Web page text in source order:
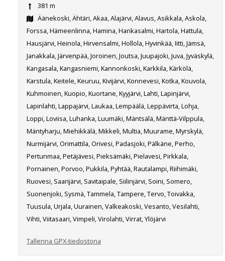
381 m
Äänekoski, Ähtäri, Akaa, Alajärvi, Alavus, Asikkala, Askola,
Forssa, Hämeenlinna, Hamina, Hankasalmi, Hartola, Hattula,
Hausjärvi, Heinola, Hirvensalmi, Hollola, Hyvinkää, Iitti, Jämsä,
Janakkala, Järvenpää, Joroinen, Joutsa, Juupajoki, Juva, Jyväskylä,
Kangasala, Kangasniemi, Kannonkoski, Karkkila, Kärkölä,
Karstula, Keitele, Keuruu, Kivijärvi, Konnevesi, Kotka, Kouvola,
Kuhmoinen, Kuopio, Kuortane, Kyyjärvi, Lahti, Lapinjärvi,
Lapinlahti, Lappajärvi, Laukaa, Lempäälä, Leppävirta, Lohja,
Loppi, Loviisa, Luhanka, Luumäki, Mäntsälä, Mänttä-Vilppula,
Mäntyharju, Miehikkälä, Mikkeli, Multia, Muurame, Myrskylä,
Nurmijärvi, Orimattila, Orivesi, Padasjoki, Pälkäne, Perho,
Pertunmaa, Petäjävesi, Pieksämäki, Pielavesi, Pirkkala,
Pornainen, Porvoo, Pukkila, Pyhtää, Rautalampi, Riihimäki,
Ruovesi, Saarijärvi, Savitaipale, Siilinjärvi, Soini, Somero,
Suonenjoki, Sysmä, Tammela, Tampere, Tervo, Toivakka,
Tuusula, Urjala, Uurainen, Valkeakoski, Vesanto, Vesilahti,
Vihti, Viitasaari, Vimpeli, Virolahti, Virrat, Ylöjärvi
Tallenna GPX-tiedostona